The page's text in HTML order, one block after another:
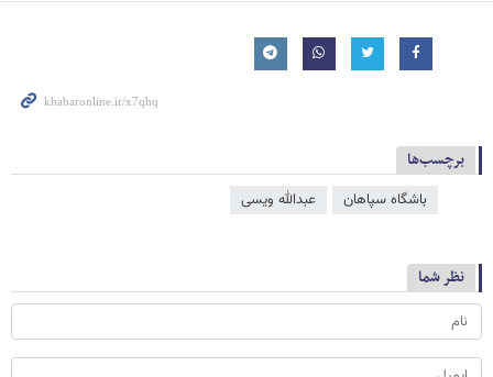
برچسب‌ها
باشگاه سپاهان عبدالله ویسی
نظر شما